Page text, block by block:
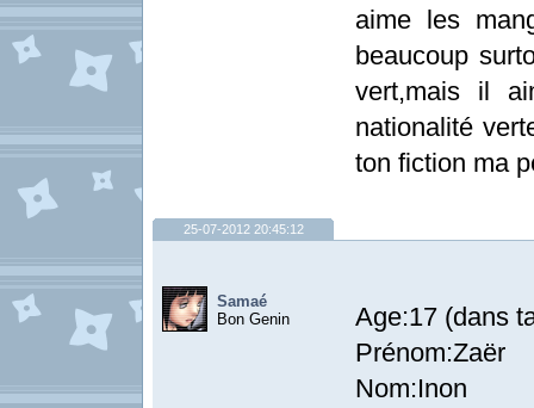
aime les
beaucoup
vert,mais il
nationalité
ton fiction ma
25-07-2012 20:45:12
Samaé
Bon Genin
Age:17 (dans
Prénom:Zaër
Nom:Inon